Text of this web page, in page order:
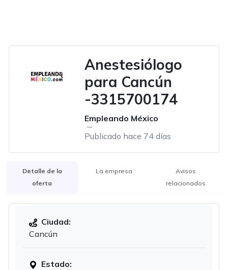
Anestesiólogo
para Cancún
-3315700174
Empleando México
Publicado hace 74 días
Detalle de la
oferta
La empresa
Avisos
relacionados
Ciudad:
Cancún
Estado: